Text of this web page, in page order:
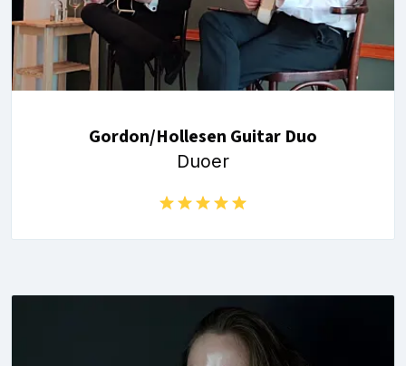
Gordon/Hollesen Guitar Duo
Duoer